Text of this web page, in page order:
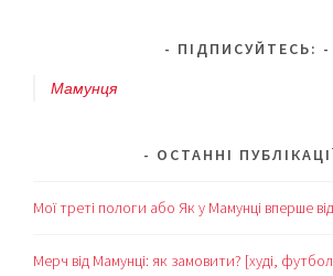
ПІДПИСУЙТЕСЬ:
Мамунця
ОСТАННІ
Мої треті пологи або Як у Мамунці вперше
Мерч від Мамунці: як замовити? [худі,